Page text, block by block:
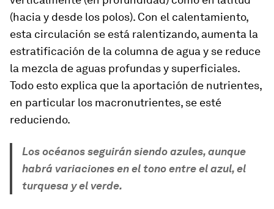
(hacia y desde los polos). Con el calentamiento,
esta circulación se está ralentizando, aumenta la
estratificación de la columna de agua y se reduce
la mezcla de aguas profundas y superficiales.
Todo esto explica que la aportación de nutrientes,
en particular los macronutrientes, se esté
reduciendo.
Los océanos seguirán siendo azules, aunque
habrá variaciones en el tono entre el azul, el
turquesa y el verde.